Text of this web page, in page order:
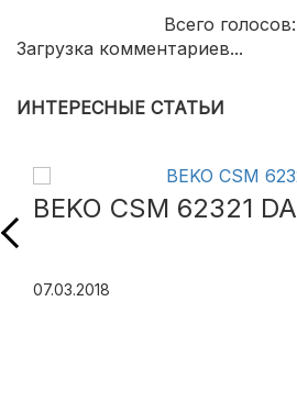
Всего голосов:
Загрузка комментариев...
ИНТЕРЕСНЫЕ СТАТЬИ
BEKO CSM 62321 DA
07.03.2018